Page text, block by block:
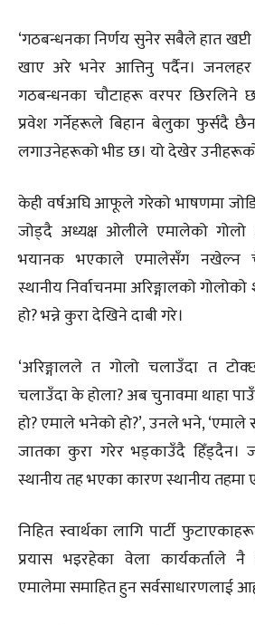
‘गठबन्धनका निर्णय सुनेर सबैले हात
खाए अरे भनेर आत्तिनु पर्दैन।
गठबन्धनका चौटाहरू वरपर छिरलिने
प्रवेश गर्नेहरूले बिहान बेलुका फुर्सदै
लगाउनेहरूको भीड छ। यो देखेर
केही वर्षअघि आफूले गरेको भाषणमा
जोड्दै अध्यक्ष ओलीले एमालेको गोलो
भयानक भएकाले एमालेसँग नखेल्न
स्थानीय निर्वाचनमा अरिङ्गालको
हो? भन्ने कुरा देखिने दाबी गरे।
‘अरिङ्गालले त गोलो चलाउँदा त
चलाउँदा के होला? अब चुनावमा थाहा
हो? एमाले भनेको हो?’, उनले भने, ‘एमाले
जातका कुरा गरेर भड्काउँदै हिँड्दैन।
स्थानीय तह भएका कारण स्थानीय तहमा
निहित स्वार्थका लागि पार्टी
प्रयास भइरहेका वेला कार्यकर्ताले
एमालेमा समाहित हुन सर्वसाधारणलाई